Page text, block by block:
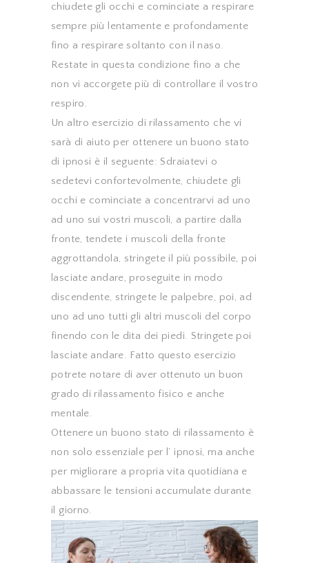
chiudete gli occhi e cominciate a respirare
sempre più lentamente e profondamente
fino a respirare soltanto con il naso.
Restate in questa condizione fino a che
non vi accorgete più di controllare il vostro
respiro.
Un altro esercizio di rilassamento che vi
sarà di aiuto per ottenere un buono stato
di ipnosi è il seguente: Sdraiatevi o
sedetevi confortevolmente, chiudete gli
occhi e cominciate a concentrarvi ad uno
ad uno sui vostri muscoli, a partire dalla
fronte, tendete i muscoli della fronte
aggrottandola, stringete il più possibile, poi
lasciate andare, proseguite in modo
discendente, stringete le palpebre, poi, ad
uno ad uno tutti gli altri muscoli del corpo
finendo con le dita dei piedi. Stringete poi
lasciate andare. Fatto questo esercizio
potrete notare di aver ottenuto un buon
grado di rilassamento fisico e anche
mentale.
Ottenere un buono stato di rilassamento è
non solo essenziale per l’ ipnosi, ma anche
per migliorare a propria vita quotidiana e
abbassare le tensioni accumulate durante
il giorno.